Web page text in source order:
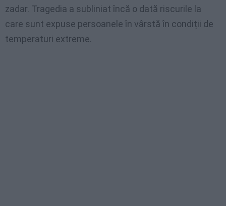
zadar. Tragedia a subliniat încă o dată riscurile la
care sunt expuse persoanele în vârstă în condiții de
temperaturi extreme.